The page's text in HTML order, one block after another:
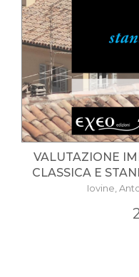
VALUTAZIONE
CLASSICA E
Iovine,